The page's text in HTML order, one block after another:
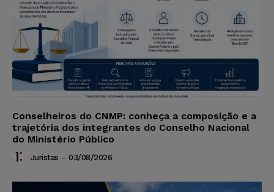
Conselheiros do CNMP: conheça a composição e a
trajetória dos integrantes do Conselho Nacional
do Ministério Público
Juristas - 03/08/2026